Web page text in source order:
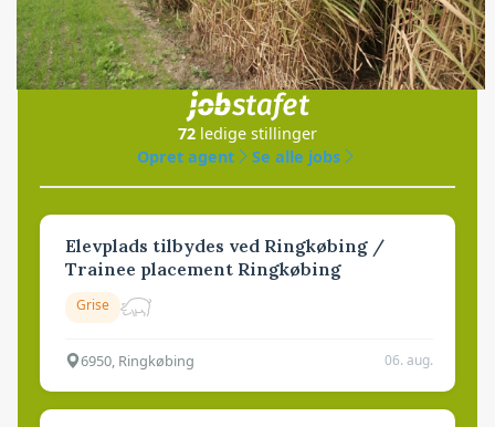
Jobs
i samarbejde med
72 ledige stillinger
Opret agent
Se alle jobs
Elevplads tilbydes ved Ringkøbing /
Trainee placement Ringkøbing
Grise
6950, Ringkøbing 06. aug.